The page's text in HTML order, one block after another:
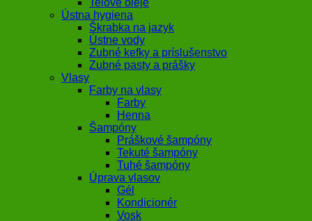
Telové oleje
Ústna hygiena
Škrabka na jazyk
Ústne vody
Zubné kefky a príslušenstvo
Zubné pasty a prášky
Vlasy
Farby na vlasy
Farby
Henna
Šampóny
Práškové šampóny
Tekuté šampóny
Tuhé šampóny
Úprava vlasov
Gél
Kondicionér
Vosk